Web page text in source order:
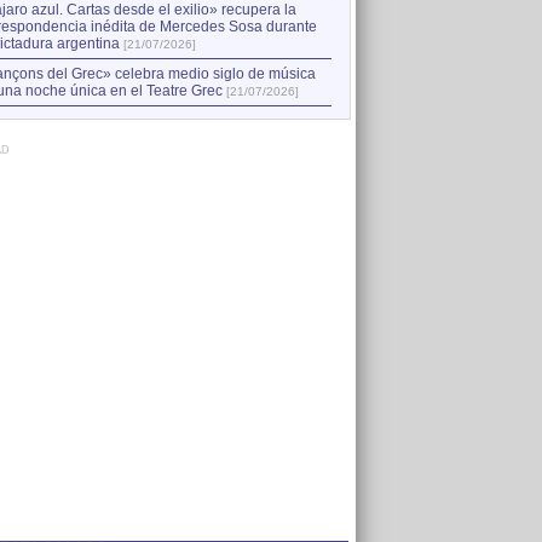
azul. Cartas desde el exilio» recupera la
inédita de Mercedes Sosa durante
argentina [21/07/2026]
del Grec» celebra medio siglo de música
noche única en el Teatre Grec [21/07/2026]